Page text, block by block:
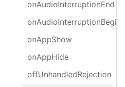
onAudioInterruptionEnd
onAudioInterruptionBegin
onAppShow
onAppHide
offUnhandledRejection